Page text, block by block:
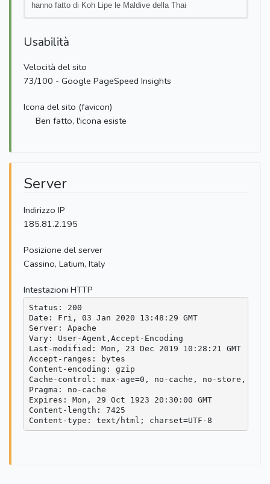
hanno fatto di Koh Lipe le Maldive della Thai
Usabilità
Velocità del sito
73/100 - Google PageSpeed Insights
Icona del sito (favicon)
Ben fatto, l'icona esiste
Server
Indirizzo IP
185.81.2.195
Posizione del server
Cassino, Latium, Italy
Intestazioni HTTP
Status: 200
Date: Fri, 03 Jan 2020 13:48:29 GMT
Server: Apache
Vary: User-Agent,Accept-Encoding
Last-modified: Mon, 23 Dec 2019 10:28:21 GMT
Accept-ranges: bytes
Content-encoding: gzip
Cache-control: max-age=0, no-cache, no-store,
Pragma: no-cache
Expires: Mon, 29 Oct 1923 20:30:00 GMT
Content-length: 7425